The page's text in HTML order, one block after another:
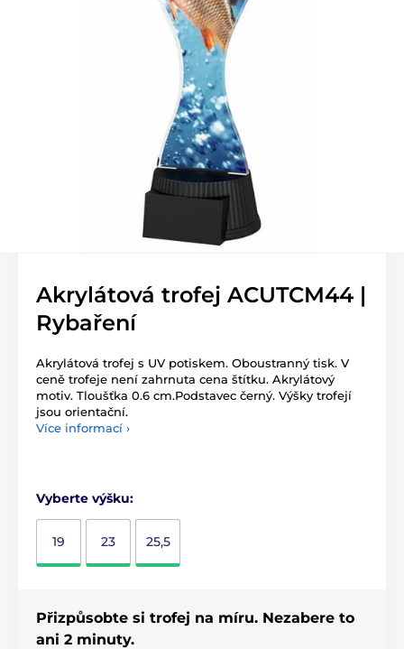
Akrylátová trofej ACUTCM44 |
Rybaření
Akrylátová trofej s UV potiskem. Oboustranný tisk. V
ceně trofeje není zahrnuta cena štítku. Akrylátový
motiv. Tloušťka 0.6 cm.Podstavec černý. Výšky trofejí
jsou orientační.
Více informací ›
Vyberte výšku:
19 23 25,5
Přizpůsobte si trofej na míru. Nezabere to
ani 2 minuty.